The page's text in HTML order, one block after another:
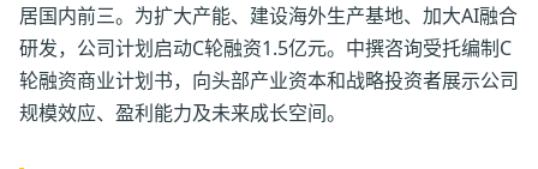
居国内前三。为扩大产能、建设海外生产基地、加大AI融合
研发，公司计划启动C轮融资1.5亿元。中撰咨询受托编制C
轮融资商业计划书，向头部产业资本和战略投资者展示公司
规模效应、盈利能力及未来成长空间。